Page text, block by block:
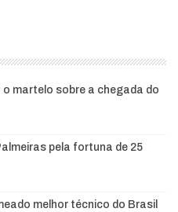
martelo sobre a chegada do
pela fortuna de 25
melhor técnico do Brasil